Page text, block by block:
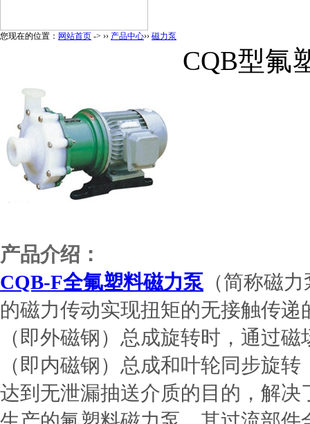
您现在的位置： 网站首页 -> ›› 产品中心›› 磁力泵
CQB型氟
产品介绍：
CQB-F全氟塑料磁力泵 （简称磁
的磁力传动实现扭矩的无接触传
（即外磁钢）总成旋转时，通过
（即内磁钢）总成和叶轮同步旋
达到无泄漏抽送介质的目的，解